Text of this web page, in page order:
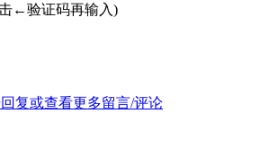
←验证码再输入)
复或查看更多留言/评论